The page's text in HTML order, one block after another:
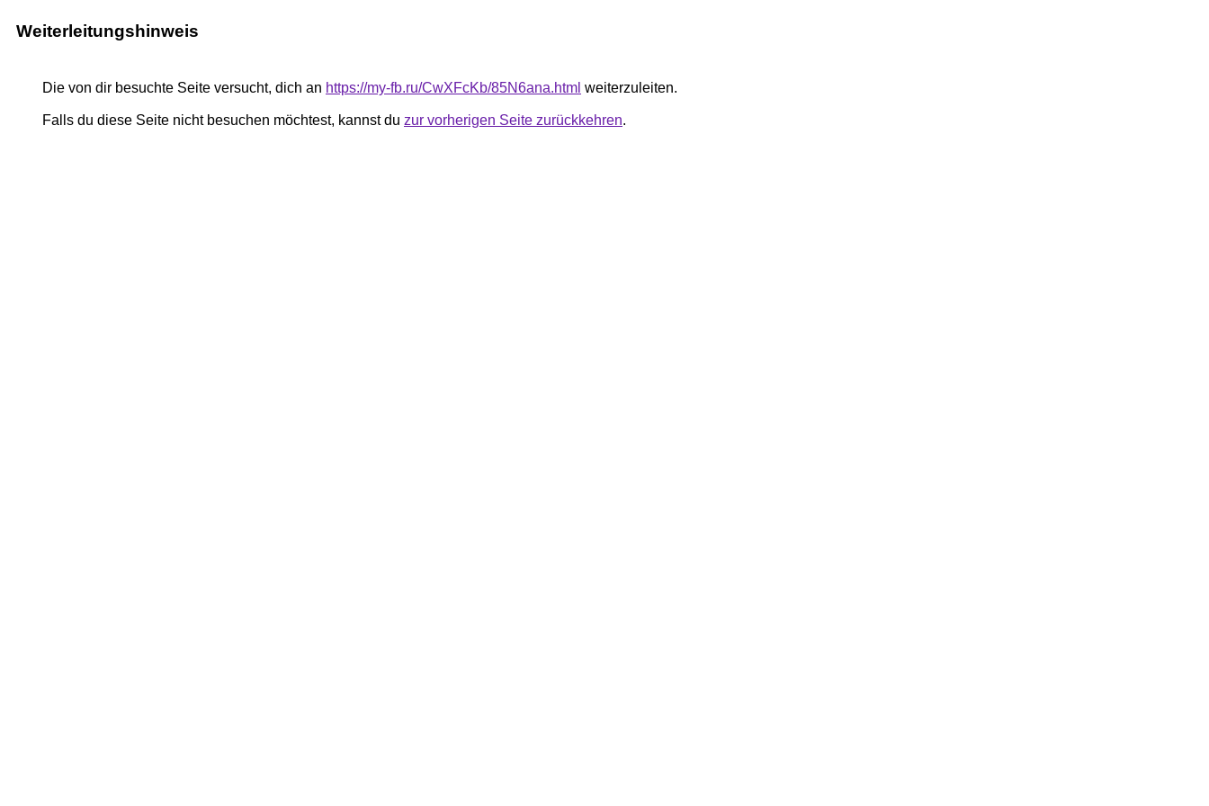
Weiterleitungshinweis
Die von dir besuchte Seite versucht, dich an https://my-fb.ru/CwXFcKb/85N6ana.html weiterzuleiten.
Falls du diese Seite nicht besuchen möchtest, kannst du zur vorherigen Seite zurückkehren.